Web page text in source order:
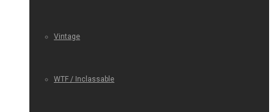
Vintage
WTF / Inclassable